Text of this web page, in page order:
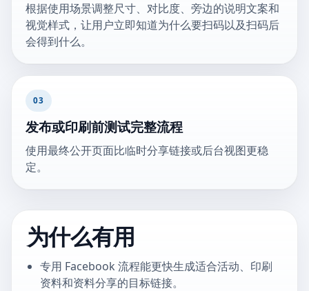
根据使用场景调整尺寸、对比度、旁边的说明文案和
视觉样式，让用户立即知道为什么要扫码以及扫码后
会得到什么。
03
发布或印刷前测试完整流程
使用最终公开页面比临时分享链接或后台视图更稳
定。
为什么有用
专用 Facebook 流程能更快生成适合活动、印刷
资料和资料分享的目标链接。